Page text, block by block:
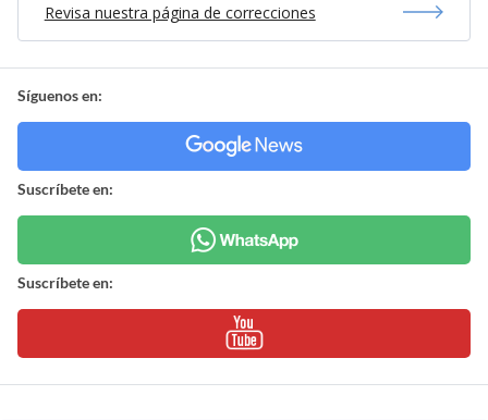
Revisa nuestra página de correcciones
Síguenos en:
Suscríbete en:
Suscríbete en: